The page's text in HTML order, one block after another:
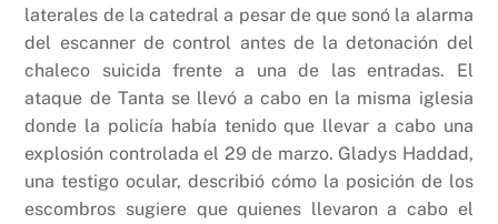
laterales de la catedral a pesar de que sonó la alarma
del escanner de control antes de la detonación del
chaleco suicida frente a una de las entradas. El
ataque de Tanta se llevó a cabo en la misma iglesia
donde la policía había tenido que llevar a cabo una
explosión controlada el 29 de marzo. Gladys Haddad,
una testigo ocular, describió cómo la posición de los
escombros sugiere que quienes llevaron a cabo el